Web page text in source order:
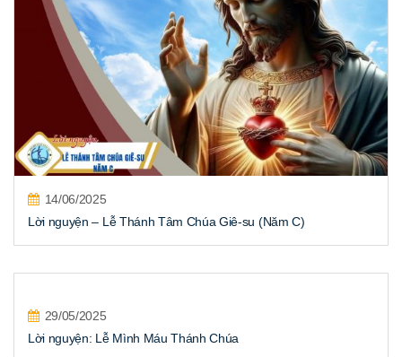
14/06/2025
Lời nguyện – Lễ Thánh Tâm Chúa Giê-su (Năm C)
29/05/2025
Lời nguyện: Lễ Mình Máu Thánh Chúa